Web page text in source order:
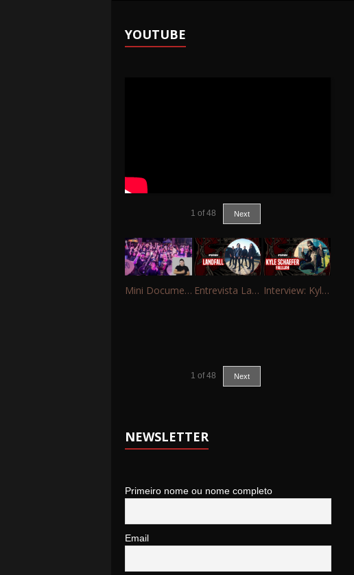
YOUTUBE
1 of 48 Next
Mini Documentário – 10 Anos de Portinho Rock Entrevista Landfall Interview: Kyle Schaefer (Fallujah)
1 of 48 Next
NEWSLETTER
Primeiro nome ou nome completo
Email